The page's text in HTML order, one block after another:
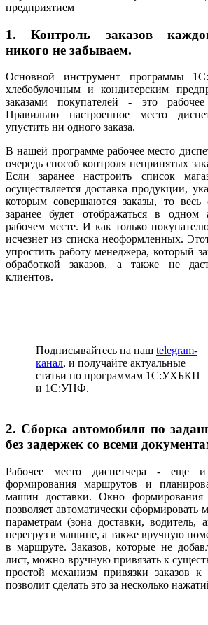
предприятием
1. Контроль заказов
никого не забываем.
Основной инструмент программы
хлебобулочным и кондитерским
заказами покупателей - это
Правильно настроенное место
упустить ни одного заказа.
В нашей программе рабочее место
очередь способ контроля непринятых
Если заранее настроить список
осуществляется доставка продукции,
которым совершаются заказы, то весь
заранее будет отображаться в одном
рабочем месте. И как только
исчезнет из списка неоформленных.
упростить работу менеджера, который
обработкой заказов, а также не
клиентов.
Подписывайтесь на наш telegram-
канал, и получайте актуальные
статьи по программам 1С:УХБКП
и 1С:УНФ.
2. Сборка автомобиля по
без задержек со всеми
Рабочее место диспетчера - еще и
формирования маршрутов и
машин доставки. Окно формирования
позволяет автоматически сформировать
параметрам (зона доставки, водитель,
перегруз в машине, а также вручную
в маршруте. Заказов, которые не
лист, можно вручную привязать к
простой механизм привязки заказов
позволит сделать это за несколько